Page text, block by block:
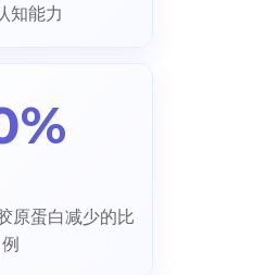
知能力
原蛋白减少的比
例